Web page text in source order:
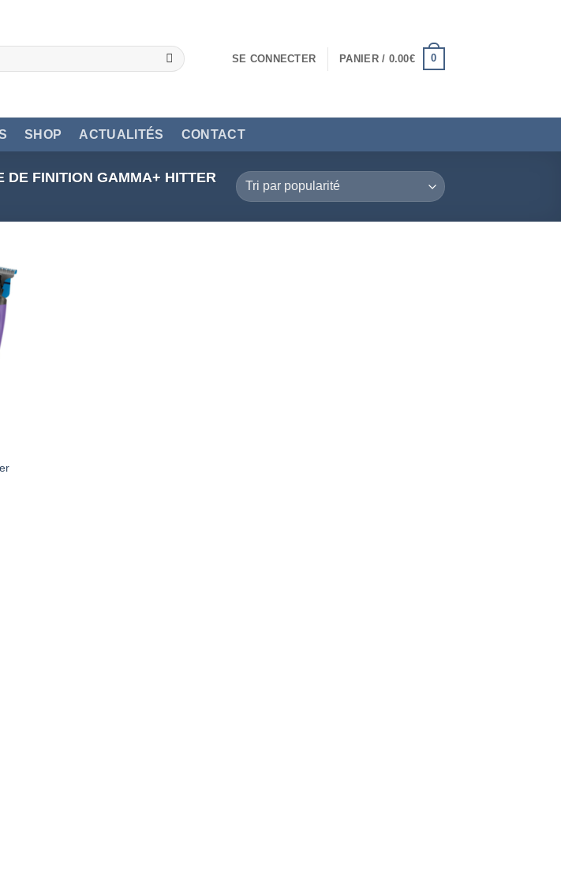
SE CONNECTER PANIER / 0.00€ 0
SHOP ACTUALITÉS CONTACT
DE FINITION GAMMA+ HITTER